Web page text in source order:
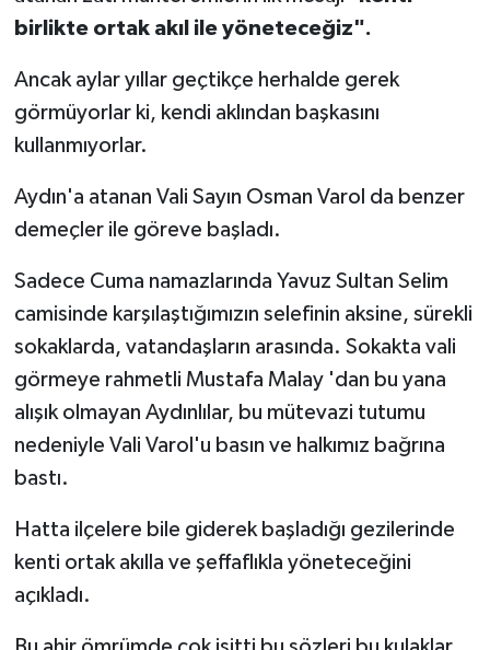
birlikte ortak akıl ile yöneteceğiz".
Ancak aylar yıllar geçtikçe herhalde gerek
görmüyorlar ki, kendi aklından başkasını
kullanmıyorlar.
Aydın'a atanan Vali Sayın Osman Varol da benzer
demeçler ile göreve başladı.
Sadece Cuma namazlarında Yavuz Sultan Selim
camisinde karşılaştığımızın selefinin aksine, sürekli
sokaklarda, vatandaşların arasında. Sokakta vali
görmeye rahmetli Mustafa Malay 'dan bu yana
alışık olmayan Aydınlılar, bu mütevazi tutumu
nedeniyle Vali Varol'u basın ve halkımız bağrına
bastı.
Hatta ilçelere bile giderek başladığı gezilerinde
kenti ortak akılla ve şeffaflıkla yöneteceğini
açıkladı.